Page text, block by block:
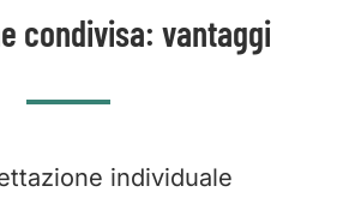
condivisa: vantaggi
individuale